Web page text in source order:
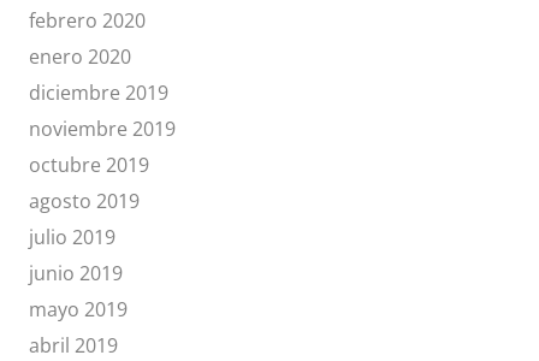
febrero 2020
enero 2020
diciembre 2019
noviembre 2019
octubre 2019
agosto 2019
julio 2019
junio 2019
mayo 2019
abril 2019